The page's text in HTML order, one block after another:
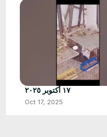
١٧ أكتوبر ٢٠٢٥
Oct 17, 2025